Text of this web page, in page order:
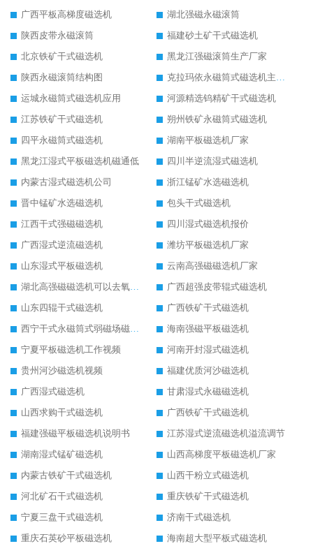
广西平板高梯度磁选机
湖北强磁永磁滚筒
陕西皮带永磁滚筒
福建砂土矿干式磁选机
北京铁矿干式磁选机
黑龙江强磁滚筒生产厂家
陕西永磁滚筒结构图
克拉玛依永磁筒式磁选机主要技术参数
运城永磁筒式磁选机应用
河源精选钨精矿干式磁选机
江苏铁矿干式磁选机
朔州铁矿永磁筒式磁选机
四平永磁筒式磁选机
湖南平板磁选机厂家
黑龙江湿式平板磁选机磁通低
四川半逆流湿式磁选机
内蒙古湿式磁选机公司
浙江锰矿水选磁选机
晋中锰矿水选磁选机
包头干式磁选机
江西干式强磁磁选机
四川湿式磁选机报价
广西湿式逆流磁选机
潍坊平板磁选机厂家
山东湿式平板磁选机
云南高强磁磁选机厂家
湖北高强磁磁选机可以去氧化铝
广西超强皮带辊式磁选机
山东四辊干式磁选机
广西铁矿干式磁选机
西宁干式永磁筒式弱磁场磁选机结构图
海南强磁平板磁选机
宁夏平板磁选机工作视频
河南开封湿式磁选机
贵州河沙磁选机视频
福建优质河沙磁选机
广西湿式磁选机
甘肃湿式永磁磁选机
山西求购干式磁选机
广西铁矿干式磁选机
福建强磁平板磁选机说明书
江苏湿式逆流磁选机溢流调节
湖南湿式锰矿磁选机
山西高梯度平板磁选机厂家
内蒙古铁矿干式磁选机
山西干粉立式磁选机
河北矿石干式磁选机
重庆铁矿干式磁选机
宁夏三盘干式磁选机
济南干式磁选机
重庆石英砂平板磁选机
海南超大型平板式磁选机